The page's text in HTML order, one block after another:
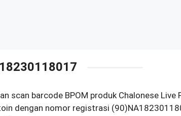
scan barcode BPOM produk Chalonese Live
dengan nomor registrasi